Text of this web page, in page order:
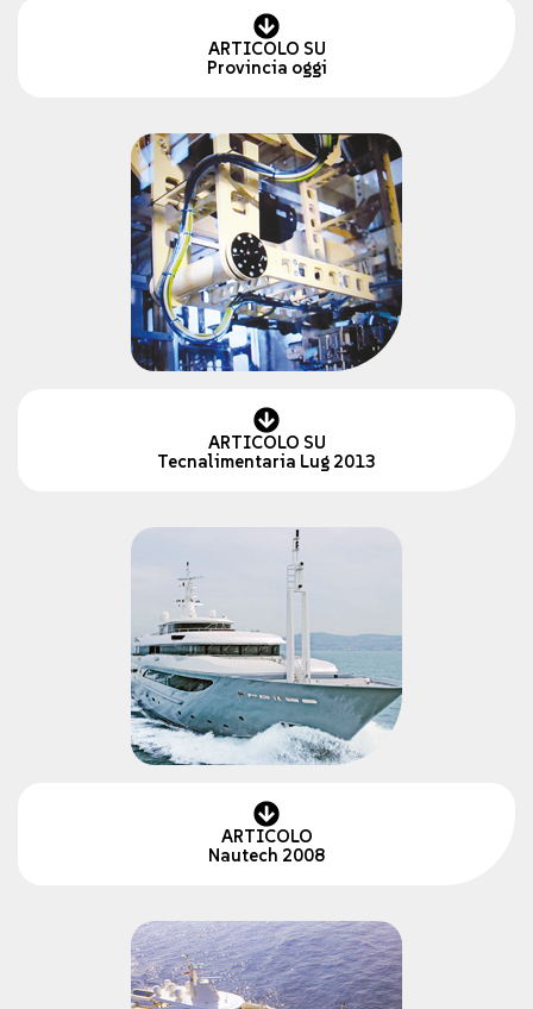
ARTICOLO SU
Provincia oggi
ARTICOLO SU
Tecnalimentaria Lug 2013
ARTICOLO
Nautech 2008